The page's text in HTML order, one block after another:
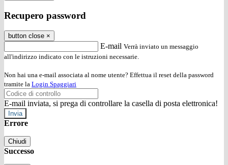
Recupero password
button close ×
E-mail Verrà inviato un messaggio
all'indirizzo indicato con le istruzioni necessarie.
Non hai una e-mail associata al nome utente? Effettua il reset della password
tramite la Login Spaggiari
E-mail inviata, si prega di controllare la casella di posta elettronica!
Errore
Chiudi
Successo